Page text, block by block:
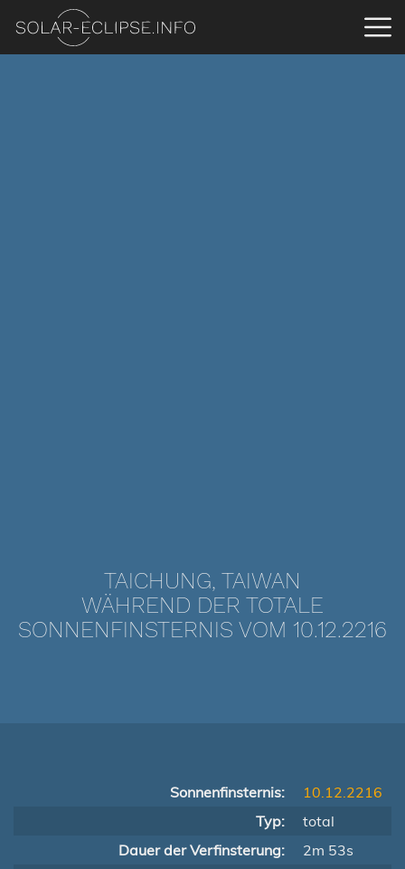
TAICHUNG, TAIWAN
WÄHREND DER TOTALE
SONNENFINSTERNIS VOM 10.12.2216
Sonnenfinsternis:
10.12.2216
Typ:
total
Dauer der Verfinsterung:
2m 53s